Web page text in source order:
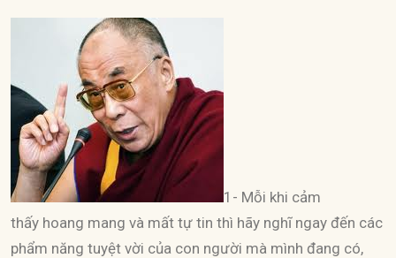
1- Mỗi khi cảm
thấy hoang mang và mất tự tin thì hãy nghĩ ngay đến các
phẩm năng tuyệt vời của con người mà mình đang có,